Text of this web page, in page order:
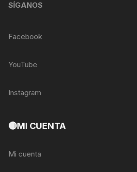
SÍGANOS
Facebook
YouTube
Instagram
🔴MI CUENTA
Mi cuenta